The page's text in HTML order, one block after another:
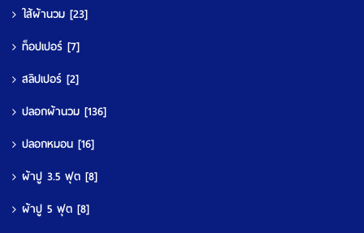
ใส้ผ้านวม [23]
ท็อปเปอร์ [7]
สลิปเปอร์ [2]
ปลอกผ้านวม [136]
ปลอกหมอน [16]
ผ้าปู 3.5 ฟุต [8]
ผ้าปู 5 ฟุต [8]